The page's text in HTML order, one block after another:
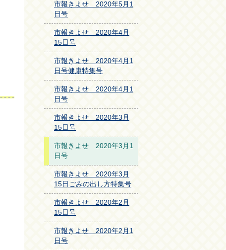
市報きよせ 2020年5月1
日号
市報きよせ 2020年4月
15日号
市報きよせ 2020年4月1
日号健康特集号
市報きよせ 2020年4月1
日号
市報きよせ 2020年3月
15日号
市報きよせ 2020年3月1
日号
市報きよせ 2020年3月
15日ごみの出し方特集号
市報きよせ 2020年2月
15日号
市報きよせ 2020年2月1
日号